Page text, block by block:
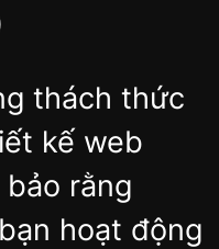
thách thức
kế web
rằng
hoạt động